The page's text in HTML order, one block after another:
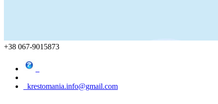
+38 067-9015873
krestomania.info@gmail.com